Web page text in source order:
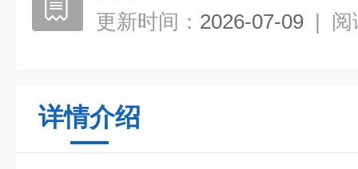
更新时间： 2026-07-09 | 阅
详情介绍